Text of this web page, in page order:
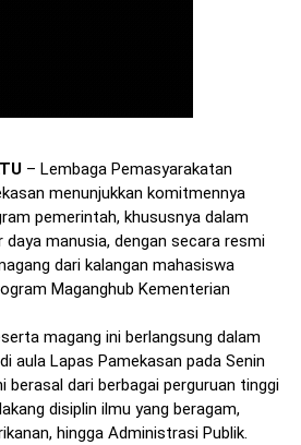
– Lembaga Pemasyarakatan
menunjukkan komitmennya
pemerintah, khususnya dalam
daya manusia, dengan secara resmi
dari kalangan mahasiswa
Maganghub Kementerian
magang ini berlangsung dalam
aula Lapas Pamekasan pada Senin
berasal dari berbagai perguruan tinggi
disiplin ilmu yang beragam,
hingga Administrasi Publik.